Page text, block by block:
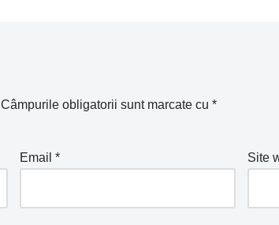
Câmpurile obligatorii sunt marcate cu*
Email* Site